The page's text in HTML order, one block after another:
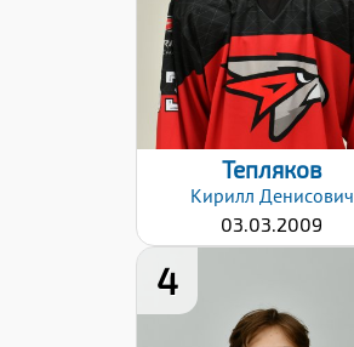
Разряд:
1юн
Дата заявки:
06.09.2024
Тепляков
Кирилл Денисович
03.03.2009
4
180